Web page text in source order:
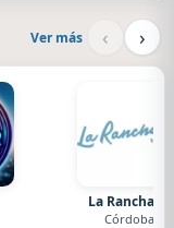
Ver más ‹ ›
La Ranchada
Córdoba